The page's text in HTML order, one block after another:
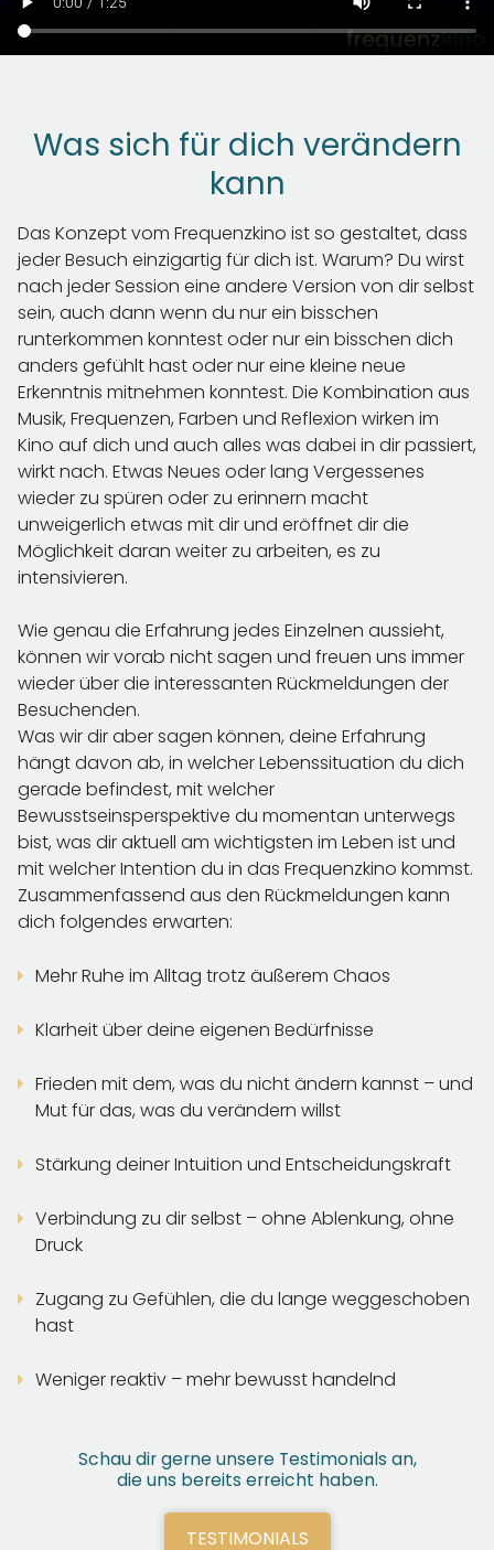
Was sich für dich verändern
kann
Das Konzept vom Frequenzkino ist so gestaltet, dass
jeder Besuch einzigartig für dich ist. Warum? Du wirst
nach jeder Session eine andere Version von dir selbst
sein, auch dann wenn du nur ein bisschen
runterkommen konntest oder nur ein bisschen dich
anders gefühlt hast oder nur eine kleine neue
Erkenntnis mitnehmen konntest. Die Kombination aus
Musik, Frequenzen, Farben und Reflexion wirken im
Kino auf dich und auch alles was dabei in dir passiert,
wirkt nach. Etwas Neues oder lang Vergessenes
wieder zu spüren oder zu erinnern macht
unweigerlich etwas mit dir und eröffnet dir die
Möglichkeit daran weiter zu arbeiten, es zu
intensivieren.
Wie genau die Erfahrung jedes Einzelnen aussieht,
können wir vorab nicht sagen und freuen uns immer
wieder über die interessanten Rückmeldungen der
Besuchenden.
Was wir dir aber sagen können, deine Erfahrung
hängt davon ab, in welcher Lebenssituation du dich
gerade befindest, mit welcher
Bewusstseinsperspektive du momentan unterwegs
bist, was dir aktuell am wichtigsten im Leben ist und
mit welcher Intention du in das Frequenzkino kommst.
Zusammenfassend aus den Rückmeldungen kann
dich folgendes erwarten:
Mehr Ruhe im Alltag trotz äußerem Chaos
Klarheit über deine eigenen Bedürfnisse
Frieden mit dem, was du nicht ändern kannst – und
Mut für das, was du verändern willst
Stärkung deiner Intuition und Entscheidungskraft
Verbindung zu dir selbst – ohne Ablenkung, ohne
Druck
Zugang zu Gefühlen, die du lange weggeschoben
hast
Weniger reaktiv – mehr bewusst handelnd
Schau dir gerne unsere Testimonials an,
die uns bereits erreicht haben.
TESTIMONIALS